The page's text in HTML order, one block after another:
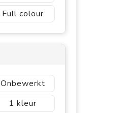
Full colour
Onbewerkt
1